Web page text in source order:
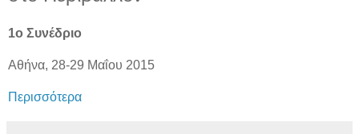
1ο Συνέδριο
Αθήνα, 28-29 Μαΐου 2015
Περισσότερα